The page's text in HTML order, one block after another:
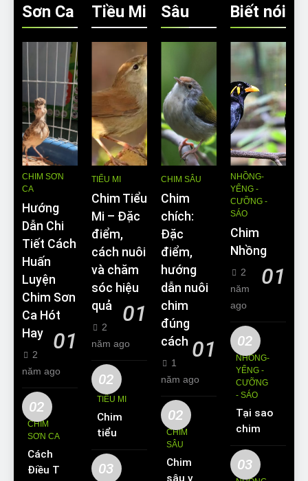
Sơn Ca
CHIM SƠN
CA
Hướng
Dẫn Chi
Tiết Cách
Huấn
Luyện
Chim Sơn
Ca Hót
Hay
01
2
năm ago
02
CHIM
SƠN CA
Cách
Điều Trị
Tiều Mi
TIỂU MI
Chim Tiểu
Mi – Đặc
điểm,
cách nuôi
và chăm
sóc hiệu
quả
01
2
năm ago
02
TIỂU MI
Chim
tiểu mi
ăn gì?
Kinh
03
Sâu
CHIM SÂU
Chim
chích:
Đặc
điểm,
hướng
dẫn nuôi
chim
đúng
cách 01
1
năm ago
02
CHIM
SÂU
Chim
sâu và
Biết nói
NHỒNG-
YỂNG -
CƯỠNG -
SÁO
Chim
Nhồng
01
2
năm
ago
02
NHỒNG-
YỂNG -
CƯỠNG
- SÁO
Tại sao
chim
Sáo lại
được
yêu
03